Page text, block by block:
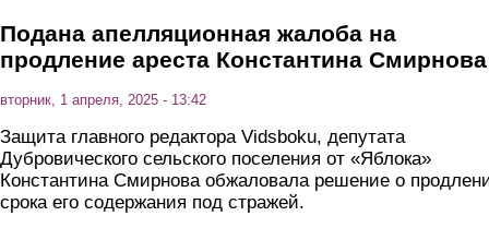
Подана апелляционная жалоба на
продление ареста Константина Смирнова
вторник, 1 апреля, 2025 - 13:42
Защита главного редактора Vidsboku, депутата
Дубровического сельского поселения от «Яблока»
Константина Смирнова обжаловала решение о
срока его содержания под стражей.